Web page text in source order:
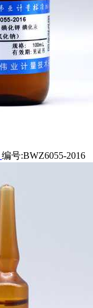
编号:BWZ6055-2016